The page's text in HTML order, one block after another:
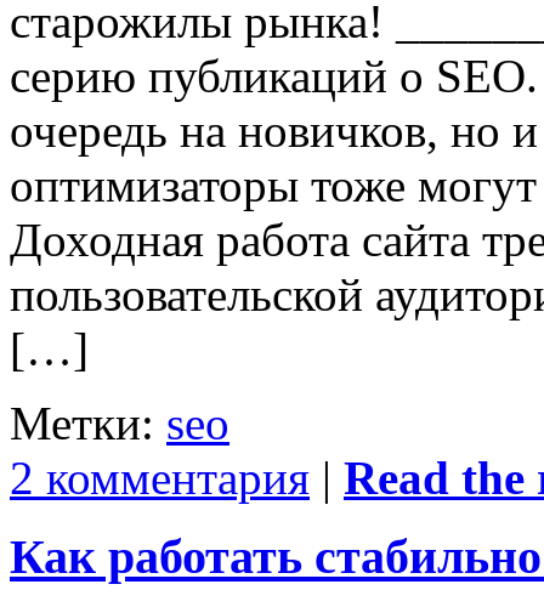
старожилы рынка!
серию публикаций о
очередь на новичков, но
оптимизаторы тоже
Доходная работа сайта
пользовательской
[…]
Метки: seo
2 комментария | Read the
Как работать